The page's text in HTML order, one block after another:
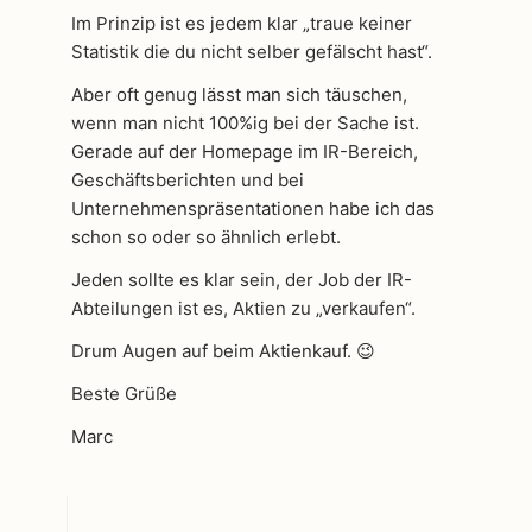
Im Prinzip ist es jedem klar „traue keiner
Statistik die du nicht selber gefälscht hast“.
Aber oft genug lässt man sich täuschen,
wenn man nicht 100%ig bei der Sache ist.
Gerade auf der Homepage im IR-Bereich,
Geschäftsberichten und bei
Unternehmenspräsentationen habe ich das
schon so oder so ähnlich erlebt.
Jeden sollte es klar sein, der Job der IR-
Abteilungen ist es, Aktien zu „verkaufen“.
Drum Augen auf beim Aktienkauf. 😉
Beste Grüße
Marc